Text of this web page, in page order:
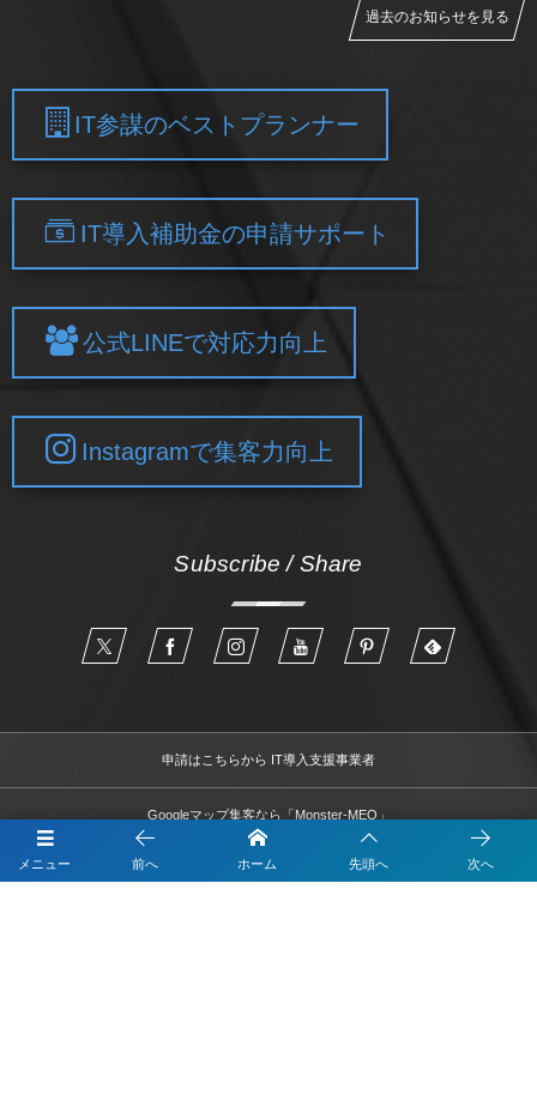
メニュー 前へ ホーム 先頭へ 次へ
過去のお知らせを見る
IT参謀のベストプランナー
IT導入補助金の申請サポート
公式LINEで対応力向上
Instagramで集客力向上
Subscribe / Share
申請はこちらから IT導入支援事業者
Googleマップ集客なら「Monster-MEO」
LINEのデモアカウントの体験はこちら